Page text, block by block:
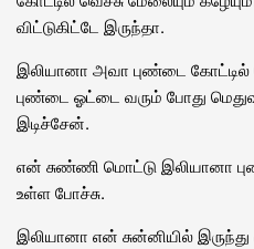
விட்டுகிட்டே இருந்தா.
இலியானா அவா புண்டை கோட்டில்
புண்டை ஓட்டை வரும் போது
இடிச்சேன்.
என் சுண்ணி மொட்டு இலியானா
உள்ள போச்சு.
இலியானா என் சுன்னியில்